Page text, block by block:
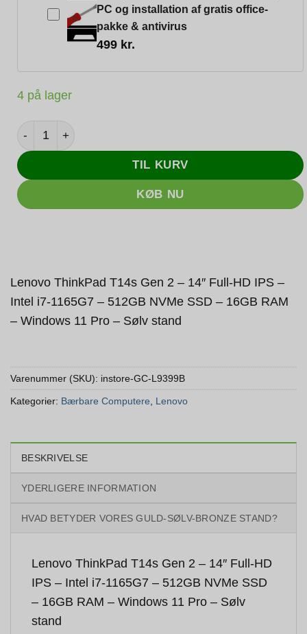
PC og installation af gratis office-
pakke & antivirus
499 kr.
4 på lager
Lenovo ThinkPad T14s Gen2 - 14" Full-HD IPS - Intel
TIL KURV
KØB NU
Lenovo ThinkPad T14s Gen 2 – 14″ Full-HD IPS –
Intel i7-1165G7 – 512GB NVMe SSD – 16GB RAM
– Windows 11 Pro – Sølv stand
Varenummer (SKU): instore-GC-L9399B
Kategorier: Bærbare Computere Lenovo
BESKRIVELSE
YDERLIGERE INFORMATION
HVAD BETYDER VORES GULD-SØLV-BRONZE STAND?
Lenovo ThinkPad T14s Gen 2 – 14″ Full-HD
IPS – Intel i7-1165G7 – 512GB NVMe SSD
– 16GB RAM – Windows 11 Pro – Sølv
stand